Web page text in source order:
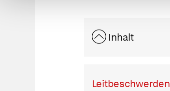
Inhalt
Leitbeschwerden